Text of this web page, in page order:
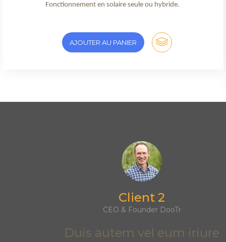
Fonctionnement en solaire seule ou hybride.
AJOUTER AU PANIER
Client 2
CEO & Founder DooTr
Duis autem vel eum iriure